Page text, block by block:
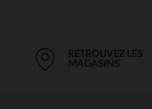
RETROUVEZ LES
MAGASINS